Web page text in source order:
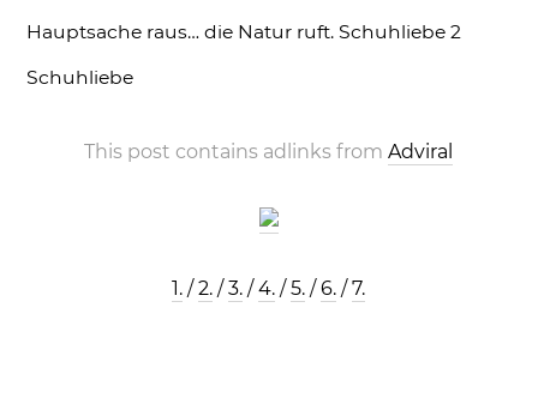
Hauptsache raus… die Natur ruft. Schuhliebe 2
Schuhliebe
This post contains adlinks fromAdviral
1. /2. /3. /4. /5. /6. /7.